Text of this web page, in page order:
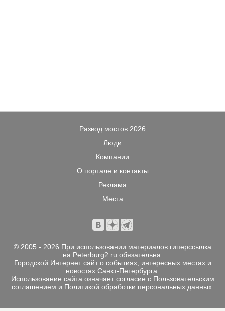
Развод мостов 2026
Люди
Компании
О портале и контакты
Реклама
Места
© 2005 - 2026 При использовании материалов гиперссылка
на Peterburg2.ru обязательна.
Городской Интернет сайт о событиях, интересных местах и
новостях Санкт-Петербурга.
Использование сайта означает согласие с Пользовательским
соглашением и Политикой обработки персональных данных.